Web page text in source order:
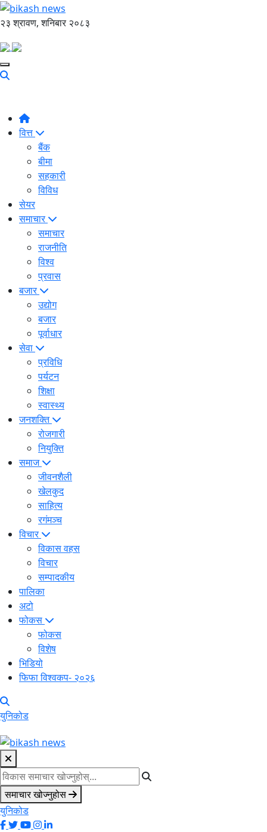
२३ श्रावण, शनिबार २०८३
वित्त
बैंक
बीमा
सहकारी
विविध
सेयर
समाचार
समाचार
राजनीति
विश्व
प्रवास
बजार
उद्योग
बजार
पूर्वाधार
सेवा
प्रविधि
पर्यटन
शिक्षा
स्वास्थ्य
जनशक्ति
रोजगारी
नियुक्ति
समाज
जीवनशैली
खेलकुद
साहित्य
रगंमञ्च
विचार
विकास वहस
विचार
सम्पादकीय
पालिका
अटो
फोकस
फोकस
विशेष
भिडियो
फिफा विश्वकप- २०२६
युनिकोड
समाचार खोज्नुहोस
युनिकोड